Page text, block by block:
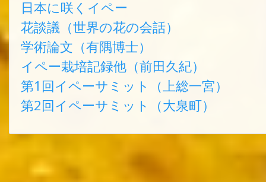
日本に咲くイペー
花談議（世界の花の会話）
学術論文（有隅博士）
イペー栽培記録他（前田久紀）
第1回イペーサミット（上総一宮）
第2回イペーサミット（大泉町）